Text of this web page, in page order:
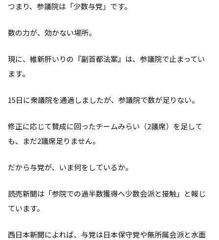
つまり、参議院は「少数与党」です。
数の力が、効かない場所。
現に、維新肝いりの『副首都法案』は、参議院で止まってい
ます。
15日に衆議院を通過しましたが、参議院で数が足りない。
修正に応じて賛成に回ったチームみらい（2議席）を足して
も、まだ2議席足りません。
だから与党が、いま何をしているか。
読売新聞は「参院での過半数獲得へ少数会派と接触」と報じ
ています。
西日本新聞によれば、与党は日本保守党や無所属会派と水面